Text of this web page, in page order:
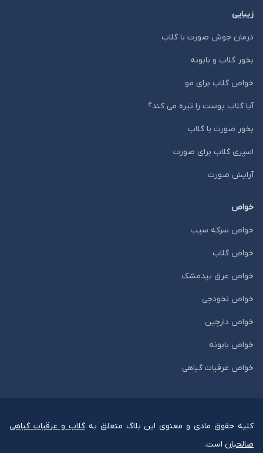
زیبایی
درمان جوش صورت با گلاب
بخور گلاب و بابونه
خواص گلاب برای مو
آیا گلاب پوست را تیره می کند؟
بخور صورت با گلاب
اسپری گلاب برای صورت
آرایش صورت
خواص
خواص سرکه سیب
خواص گلاب
خواص عرق بیدمشک
خواص نخودچی
خواص دارچین
خواص بابونه
خواص عرقیات گیاهی
کلیه حقوق مادی و معنوی این بلاگ متعلق بهگلاب و عرقیات گیاهی
صالحیان است.